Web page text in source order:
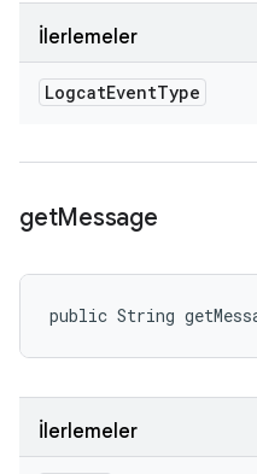
İlerlemeler
LogcatEventType
getMessage
public String
İlerlemeler